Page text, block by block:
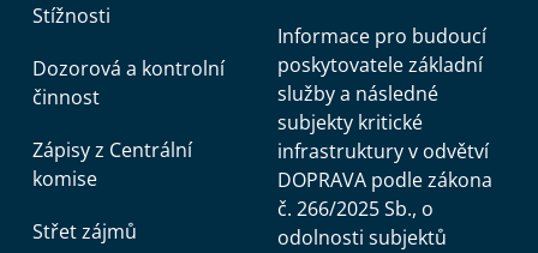
Stížnosti
Dozorová a kontrolní
činnost
Zápisy z Centrální
komise
Střet zájmů
Informace pro budoucí
poskytovatele základní
služby a následné
subjekty kritické
infrastruktury v odvětví
DOPRAVA podle zákona
č. 266/2025 Sb., o
odolnosti subjektů